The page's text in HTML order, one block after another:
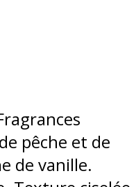
pêche et de
de vanille.